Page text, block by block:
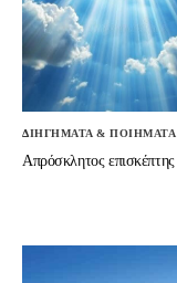
ΔΙΗΓΗΜΑΤΑ & ΠΟΙΗΜΑΤΑ
Απρόσκλητος επισκέπτης